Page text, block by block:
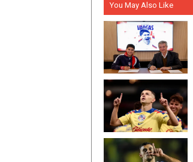
You May Also Like